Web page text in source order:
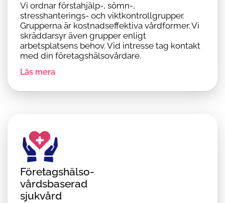
Vi ordnar förstahjälp-, sömn-,
stresshanterings- och viktkontrollgrupper.
Grupperna är kostnadseffektiva vårdformer. Vi
skräddarsyr även grupper enligt
arbetsplatsens behov. Vid intresse tag kontakt
med din företagshälsovårdare.
Läs mera
Företagshälso-
vårdsbaserad
sjukvård